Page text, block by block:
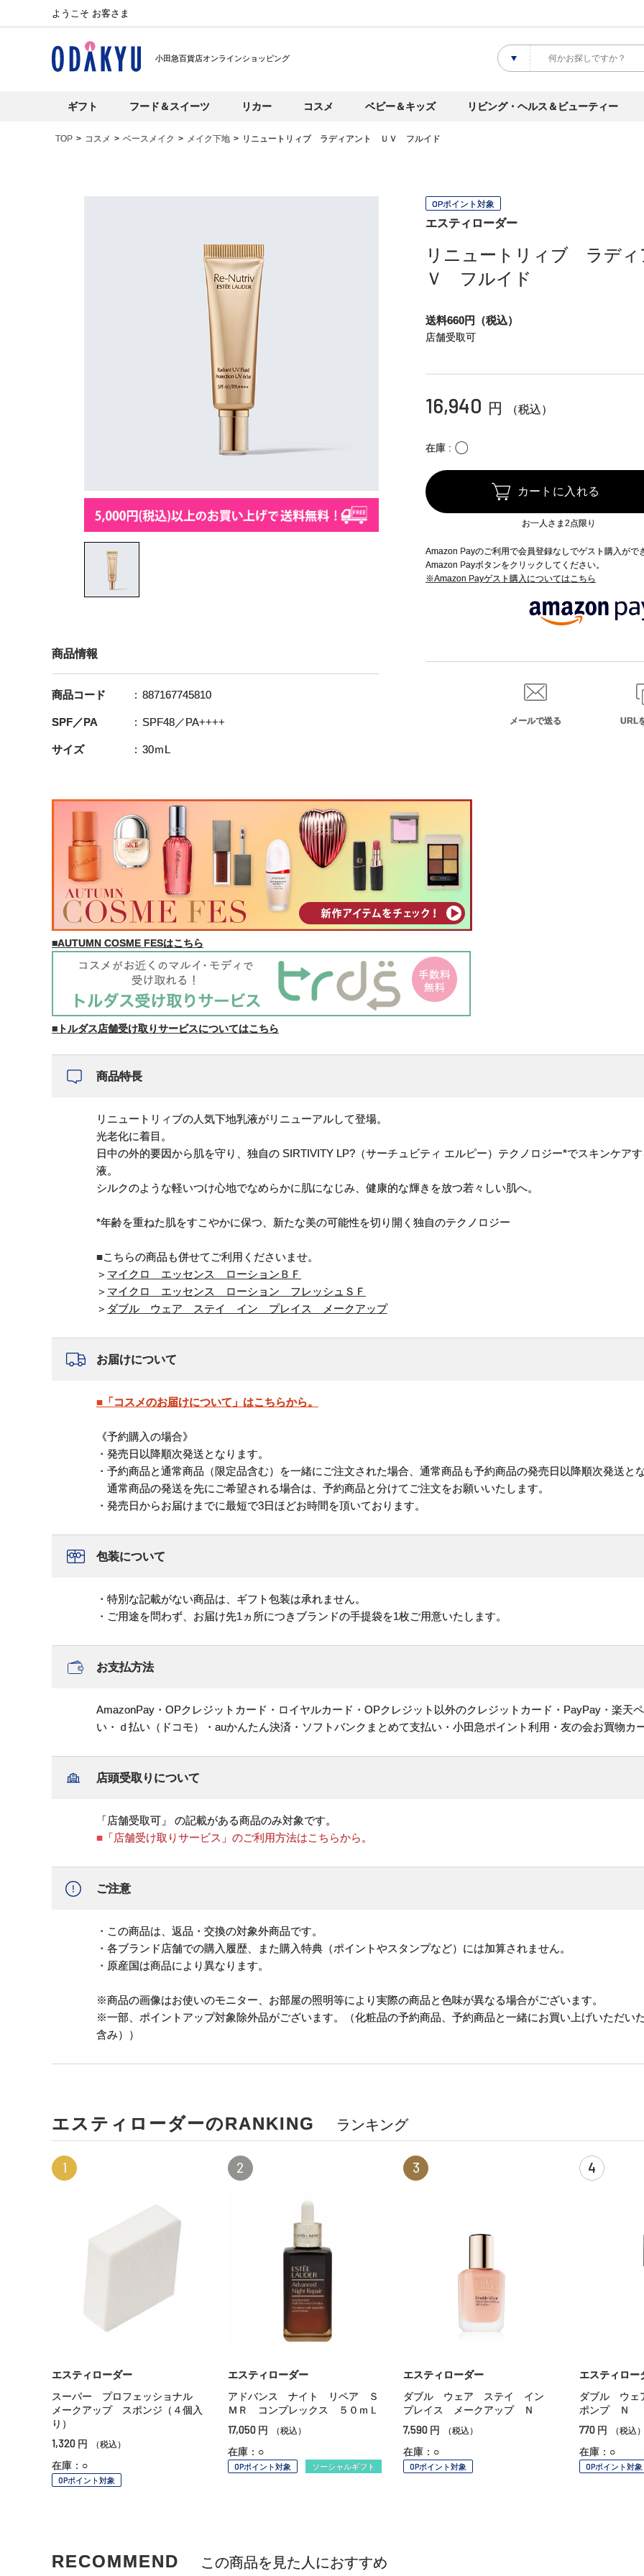
ようこそ お客さま
小田急百貨店オンラインショッピング
ギフト フード＆スイーツ リカー コスメ ベビー＆キッズ リビング・ヘルス＆ビューティー
TOP コスメ ベースメイク メイク下地 リニュートリィブ ラディアント ＵＶ フルイド
OPポイント対象
エスティローダー
リニュートリィブ ラデ
Ｖ フルイド
送料660円（税込）
店舗受取可
16,940 円 （税込）
在庫 〇
カートに入れる
お一人さま2点限り
Amazon Payのご利用で会員登録なしでゲスト購入がで
Amazon Payボタンをクリックしてください。
※Amazon Payゲスト購入についてはこちら
メールで送る URL
商品情報
商品コード 887167745810
SPF／PA SPF48／PA++++
サイズ 30ｍL
■AUTUMN COSME FESはこちら
■トルダス店舗受け取りサービスについてはこちら
商品特長
リニュートリィブの人気下地乳液がリニューアルして登場。
光老化に着目。
日中の外的要因から肌を守り、独自の SIRTIVITY LP?（サーチュビティ エルピー）テクノロジー*でスキンケア
液。
シルクのような軽いつけ心地でなめらかに肌になじみ、健康的な輝きを放つ若々しい肌へ。
*年齢を重ねた肌をすこやかに保つ、新たな美の可能性を切り開く独自のテクノロジー
■こちらの商品も併せてご利用くださいませ。
＞ マイクロ エッセンス ローションＢＦ
＞ マイクロ エッセンス ローション フレッシュＳＦ
＞ ダブル ウェア ステイ イン プレイス メークアップ
お届けについて
■「コスメのお届けについて」はこちらから。
《予約購入の場合》
・発売日以降順次発送となります。
・予約商品と通常商品（限定品含む）を一緒にご注文された場合、通常商品も予約商品の発売日以降順次発送とな
通常商品の発送を先にご希望される場合は、予約商品と分けてご注文をお願いいたします。
・発売日からお届けまでに最短で3日ほどお時間を頂いております。
包装について
・特別な記載がない商品は、ギフト包装は承れません。
・ご用途を問わず、お届け先1ヵ所につきブランドの手提袋を1枚ご用意いたします。
お支払方法
AmazonPay・OPクレジットカード・ロイヤルカード・OPクレジット以外のクレジットカード・PayPay・楽天
い・ｄ払い（ドコモ）・auかんたん決済・ソフトバンクまとめて支払い・小田急ポイント利用・友の会お買物カ
店頭受取りについて
「店舗受取可」 の記載がある商品のみ対象です。
■「店舗受け取りサービス」のご利用方法はこちらから。
ご注意
・この商品は、返品・交換の対象外商品です。
・各ブランド店舗での購入履歴、また購入特典（ポイントやスタンプなど）には加算されません。
・原産国は商品により異なります。
※商品の画像はお使いのモニター、お部屋の照明等により実際の商品と色味が異なる場合がございます。
※一部、ポイントアップ対象除外品がございます。（化粧品の予約商品、予約商品と一緒にお買い上げいただい
含み））
エスティローダーのRANKING ランキング
1
エスティローダー
スーパー プロフェッショナル
メークアップ スポンジ（４個入
り）
1,320 円 （税込）
在庫：○
OPポイント対象
2
エスティローダー
アドバンス ナイト リペア Ｓ
ＭＲ コンプレックス ５０ｍＬ
17,050 円 （税込）
在庫：○
OPポイント対象 ソーシャルギフト
3
エスティローダー
ダブル ウェア ステイ イン
プレイス メークアップ Ｎ
7,590 円 （税込）
在庫：○
OPポイント対象
4
エスティロー
ダブル ウェ
ポンプ Ｎ
770 円 （税込）
在庫：○
OPポイント対象
RECOMMEND この商品を見た人におすすめ